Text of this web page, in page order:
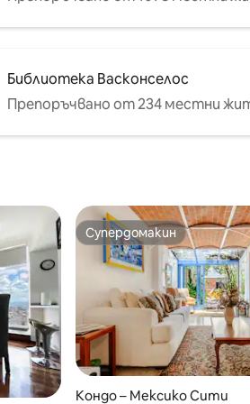
Библиотека Васконселос
Препоръчвано от 234 местни
Супердомакин
Супердомакин
Кондо – Мексико Сити